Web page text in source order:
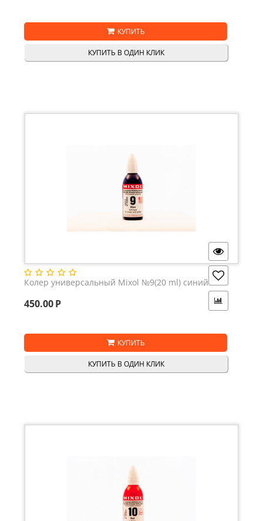
КУПИТЬ
КУПИТЬ В ОДИН КЛИК
Колер универсальный Mixol №9(20 ml) синий
450.00Р
КУПИТЬ
КУПИТЬ В ОДИН КЛИК